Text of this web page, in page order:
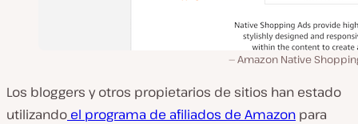
Amazon Native
Los bloggers y otros propietarios de sitios han estado
utilizando el programa de afiliados de Amazon para